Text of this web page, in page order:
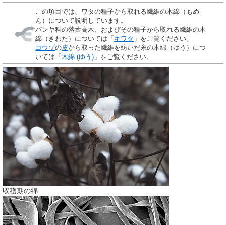
この項目では、ワタの種子から取れる繊維の木綿 （もめ
ん）について説明しています。
パンヤ科の落葉高木、およびその種子から取れる繊維の木
綿 （きわた）については「 キワタ 」をご覧ください。
コウゾの皮から取った繊維を紡いだ糸の木綿 （ゆう）につ
いては「木綿 (ゆう) 」をご覧ください。
収穫期の綿